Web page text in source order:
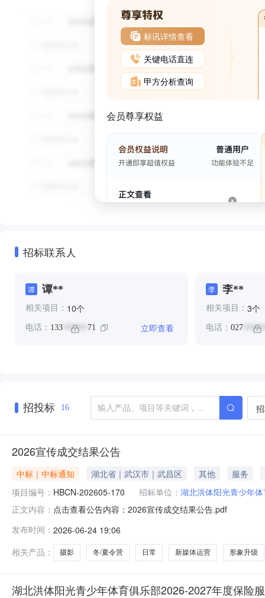
标讯详情查看
关键电话直连
甲方分析查询
会员尊享权益
招标联系人
谭 谭**
相关项目： 10个
电话： 133 ****** 71 立即查看
李 李**
相关项目： 3个
电话： 027
招投标 16
2026宣传成交结果公告
中标｜中标通知 湖北省｜武汉市｜武昌区 其他
服务
项目编号： HBCN-202605-170 招标单位： 湖北洪体阳光青少年
正文内容： 点击查看公告内容：2026宣传成交结果公告.pdf
发布时间： 2026-06-24 19:06
相关产品：
摄影 冬/夏令营 日常 新媒体运营 形象升级
湖北洪体阳光青少年体育俱乐部2026-2027年度保险